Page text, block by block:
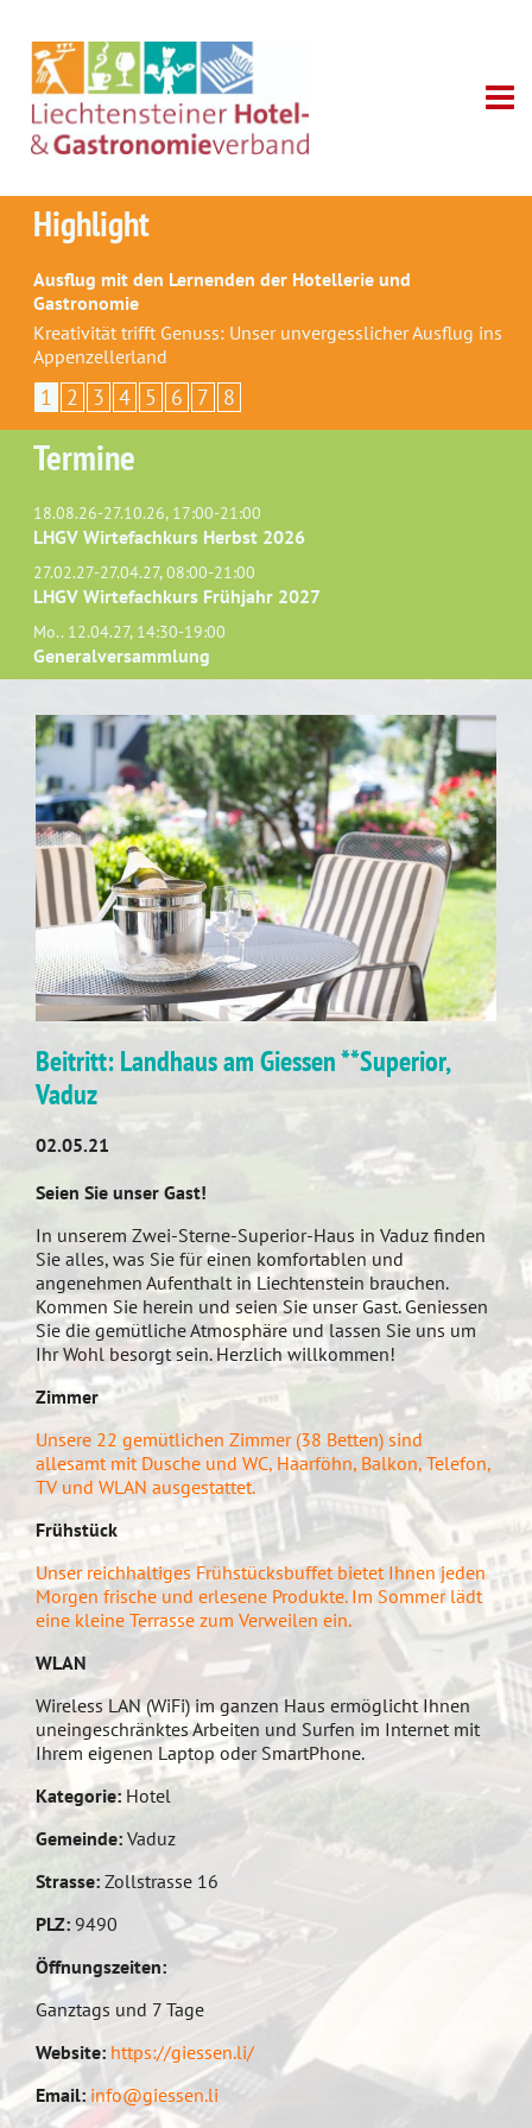
Highlight
Ausflug mit den Lernenden der Hotellerie und
Gastronomie
Kreativität trifft Genuss: Unser unvergesslicher Ausflug ins
Appenzellerland
1 2 3 4 5 6 7 8
Termine
18.08.26-27.10.26, 17:00-21:00
LHGV Wirtefachkurs Herbst 2026
27.02.27-27.04.27, 08:00-21:00
LHGV Wirtefachkurs Frühjahr 2027
Mo.. 12.04.27, 14:30-19:00
Generalversammlung
Beitritt: Landhaus am Giessen **Superior,
Vaduz
02.05.21
Seien Sie unser Gast!
In unserem Zwei-Sterne-Superior-Haus in Vaduz finden
Sie alles, was Sie für einen komfortablen und
angenehmen Aufenthalt in Liechtenstein brauchen.
Kommen Sie herein und seien Sie unser Gast. Geniessen
Sie die gemütliche Atmosphäre und lassen Sie uns um
Ihr Wohl besorgt sein. Herzlich willkommen!
Zimmer
Unsere 22 gemütlichen Zimmer (38 Betten) sind
allesamt mit Dusche und WC, Haarföhn, Balkon, Telefon,
TV und WLAN ausgestattet.
Frühstück
Unser reichhaltiges Frühstücksbuffet bietet Ihnen jeden
Morgen frische und erlesene Produkte. Im Sommer lädt
eine kleine Terrasse zum Verweilen ein.
WLAN
Wireless LAN (WiFi) im ganzen Haus ermöglicht Ihnen
uneingeschränktes Arbeiten und Surfen im Internet mit
Ihrem eigenen Laptop oder SmartPhone.
Kategorie: Hotel
Gemeinde: Vaduz
Strasse: Zollstrasse 16
PLZ: 9490
Öffnungszeiten:
Ganztags und 7 Tage
Website: https://giessen.li/
Email: info@giessen.li